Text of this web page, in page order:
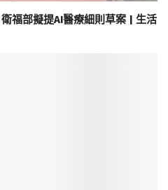
福部擬提AI醫療細則草案 | 生活